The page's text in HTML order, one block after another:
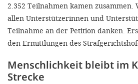
2.352 Teilnahmen kamen zusammen.
allen Unterstützerinnen und
Teilnahme an der Petition danken.
den Ermittlungen des
Menschlichkeit bleibt im
Strecke